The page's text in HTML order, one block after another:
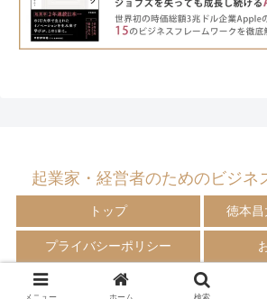
起業家・経営者のためのビジネ
トップ 徳本
プライバシーポリシー
© 2009-2024 徳本昌大の書評
メニュー ホーム 検索